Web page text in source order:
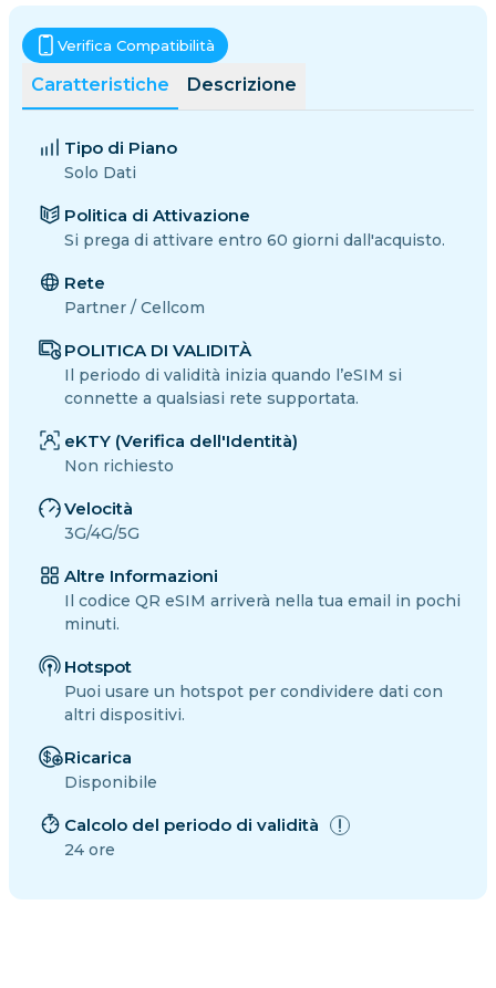
Caratteristiche Descrizione
Verifica Compatibilità
Tipo di Piano
Solo Dati
Politica di Attivazione
Si prega di attivare entro 60 giorni dall'acquisto.
Rete
Partner / Cellcom
POLITICA DI VALIDITÀ
Il periodo di validità inizia quando l’eSIM si
connette a qualsiasi rete supportata.
eKTY (Verifica dell'Identità)
Non richiesto
Velocità
3G/4G/5G
Altre Informazioni
Il codice QR eSIM arriverà nella tua email in pochi
minuti.
Hotspot
Puoi usare un hotspot per condividere dati con
altri dispositivi.
Ricarica
Disponibile
Calcolo del periodo di validità
24 ore